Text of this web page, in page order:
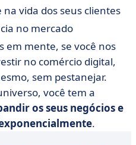
vida dos seus clientes
no mercado
em mente, se você nos
no comércio digital,
sem pestanejar.
você tem a
os seus negócios e
.